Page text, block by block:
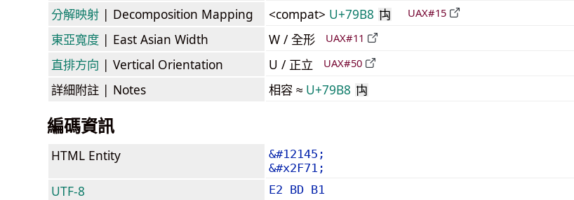
分解映射 | Decomposition Mapping <compat> U+79B8 禸 UAX#15
東亞寬度 | East Asian Width W / 全形 UAX#11
直排方向 | Vertical Orientation U / 正立 UAX#50
詳細附註 | Notes 相容 ≈ U+79B8 禸
編碼資訊
HTML Entity
&#12145;
&#x2F71;
UTF-8 E2 BD B1